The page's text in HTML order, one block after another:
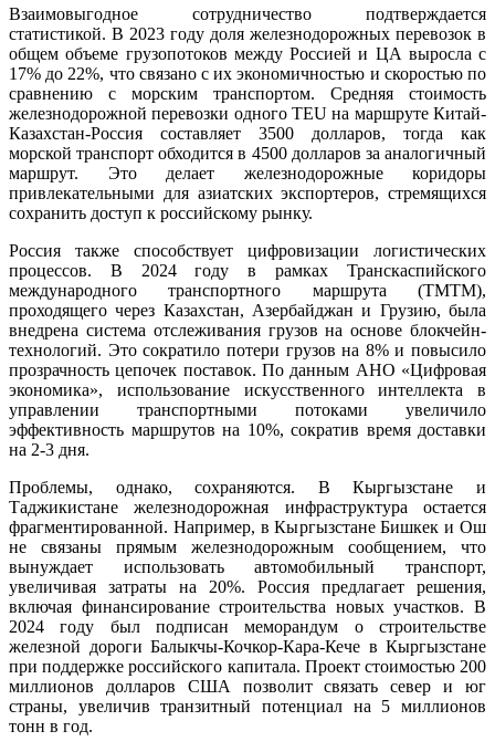
Взаимовыгодное сотрудничество подтверждается
статистикой. В 2023 году доля железнодорожных перевозок в
общем объеме грузопотоков между Россией и ЦА выросла с
17% до 22%, что связано с их экономичностью и скоростью по
сравнению с морским транспортом. Средняя стоимость
железнодорожной перевозки одного TEU на маршруте Китай-
Казахстан-Россия составляет 3500 долларов, тогда как
морской транспорт обходится в 4500 долларов за аналогичный
маршрут. Это делает железнодорожные коридоры
привлекательными для азиатских экспортеров, стремящихся
сохранить доступ к российскому рынку.
Россия также способствует цифровизации логистических
процессов. В 2024 году в рамках Транскаспийского
международного транспортного маршрута (ТМТМ),
проходящего через Казахстан, Азербайджан и Грузию, была
внедрена система отслеживания грузов на основе блокчейн-
технологий. Это сократило потери грузов на 8% и повысило
прозрачность цепочек поставок. По данным АНО «Цифровая
экономика», использование искусственного интеллекта в
управлении транспортными потоками увеличило
эффективность маршрутов на 10%, сократив время доставки
на 2-3 дня.
Проблемы, однако, сохраняются. В Кыргызстане и
Таджикистане железнодорожная инфраструктура остается
фрагментированной. Например, в Кыргызстане Бишкек и Ош
не связаны прямым железнодорожным сообщением, что
вынуждает использовать автомобильный транспорт,
увеличивая затраты на 20%. Россия предлагает решения,
включая финансирование строительства новых участков. В
2024 году был подписан меморандум о строительстве
железной дороги Балыкчы-Кочкор-Кара-Кече в Кыргызстане
при поддержке российского капитала. Проект стоимостью 200
миллионов долларов США позволит связать север и юг
страны, увеличив транзитный потенциал на 5 миллионов
тонн в год.